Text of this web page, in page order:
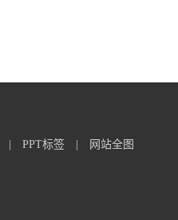
PPT标签 网站全图